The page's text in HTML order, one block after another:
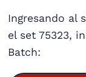
Ingresando al
el set 75323,
Batch: